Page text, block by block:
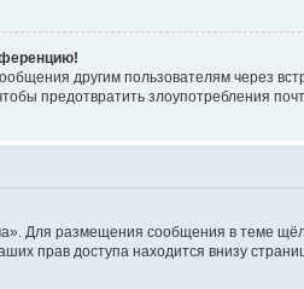
другим пользователям через
предотвратить злоупотребления
Для размещения сообщения в теме
прав доступа находится внизу